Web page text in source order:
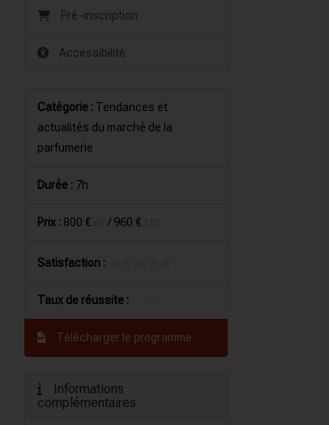
Pré-inscription
Accessibilité
Catégorie : Tendances et
actualités du marché de la
parfumerie
Durée :7h
Prix : 800 € /960 €
Satisfaction :
Taux de réussite :
Télécharger le programme
Informations
complémentaires